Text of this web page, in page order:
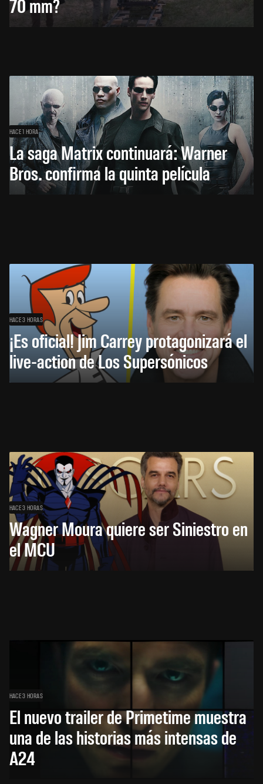
70 mm?
HACE 1 HORA
La saga Matrix continuará: Warner
Bros. confirma la quinta película
HACE 3 HORAS
¡Es oficial! Jim Carrey protagonizará el
live-action de Los Supersónicos
HACE 3 HORAS
Wagner Moura quiere ser Siniestro en
el MCU
HACE 3 HORAS
El nuevo trailer de Primetime muestra
una de las historias más intensas de
A24